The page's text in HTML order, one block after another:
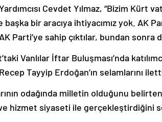
Cevdet Yılmaz, “Bizim Kürt
başka bir aracıya ihtiyacımız yok. AK
Parti’ye sahip çıktılar, bundan sonra
Vanlılar İftar Buluşması’nda
Tayyip Erdoğan’ın selamlarını
odağında milletin olduğunu
ve hizmet siyaseti ile gerçekleştirdiğini